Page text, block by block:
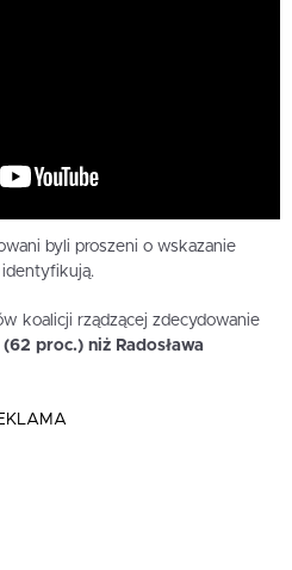
byli proszeni o wskazanie
koalicji rządzącej zdecydowanie
proc.) niż Radosława